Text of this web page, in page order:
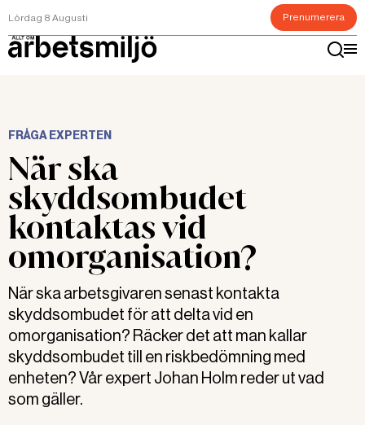
Lördag 8 Augusti Prenumerera
FRÅGA EXPERTEN
När ska
skyddsombudet
kontaktas vid
omorganisation?
När ska arbetsgivaren senast kontakta
skyddsombudet för att delta vid en
omorganisation? Räcker det att man kallar
skyddsombudet till en riskbedömning med
enheten? Vår expert Johan Holm reder ut vad
som gäller.